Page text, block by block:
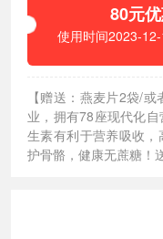
80元
使用时间2023-
【赠送：燕麦片2袋/
业，拥有78座现代化
生素有利于营养吸收
护骨骼，健康无蔗糖！